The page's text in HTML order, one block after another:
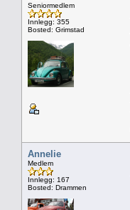
Seniormedlem
Innlegg: 355
Bosted: Grimstad
Annelie
Medlem
Innlegg: 167
Bosted: Drammen